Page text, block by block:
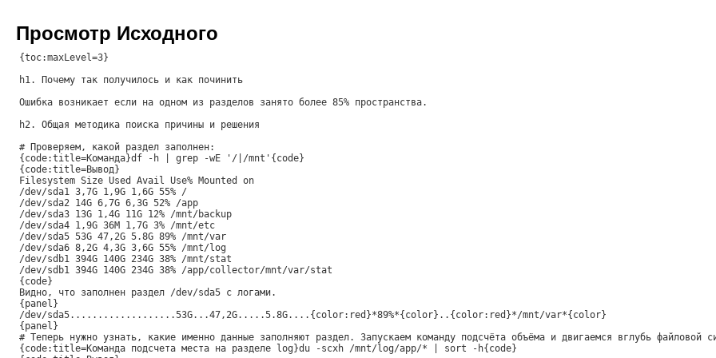
Просмотр Исходного
{toc:maxLevel=3}
h1. Почему так получилось и как починить
Ошибка возникает если на одном из разделов занято более 85% пространства.
h2. Общая методика поиска причины и решения
# Проверяем, какой раздел заполнен:
{code:title=Команда}df -h | grep -wE '/|/mnt'{code}
{code:title=Вывод}
Filesystem Size Used Avail Use% Mounted on
/dev/sda1 3,7G 1,9G 1,6G 55% /
/dev/sda2 14G 6,7G 6,3G 52% /app
/dev/sda3 13G 1,4G 11G 12% /mnt/backup
/dev/sda4 1,9G 36M 1,7G 3% /mnt/etc
/dev/sda5 53G 47,2G 5.8G 89% /mnt/var
/dev/sda6 8,2G 4,3G 3,6G 55% /mnt/log
/dev/sdb1 394G 140G 234G 38% /mnt/stat
/dev/sdb1 394G 140G 234G 38% /app/collector/mnt/var/stat
{code}
Видно, что заполнен раздел /dev/sda5 с логами.
{panel}
/dev/sda5...................53G...47,2G.....5.8G....{color:red}*89%*{color}..{color:red}*/mnt/var*{color}
{panel}
# Теперь нужно узнать, какие именно данные заполняют раздел. Запускаем команду подсчёта объёма и двигаемся вглубь файловой
{code:title=Команда подсчета места на разделе log}du -scxh /mnt/log/app/* | sort -h{code}